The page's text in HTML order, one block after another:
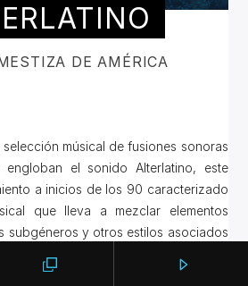
DE AMÉRICA
músical de fusiones sonoras
engloban el sonido Alterlatino, este
a inicios de los 90 caracterizado
que lleva a mezclar elementos
subgéneros y otros estilos asociados
los Lunes de 10am a 12pm por